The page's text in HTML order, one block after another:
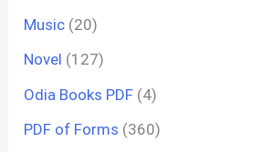
Music (20)
Novel (127)
Odia Books PDF (4)
PDF of Forms (360)